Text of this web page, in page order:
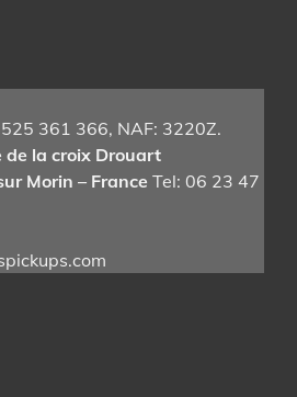
525 361 366, NAF: 3220Z.
de la croix Drouart
Morin – France Tel: 06 23 47